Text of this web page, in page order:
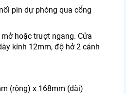
pin dự phòng qua cổng
hoặc trượt ngang. Cửa
kính 12mm, độ hở 2 cánh
(rộng) x 168mm (dài)